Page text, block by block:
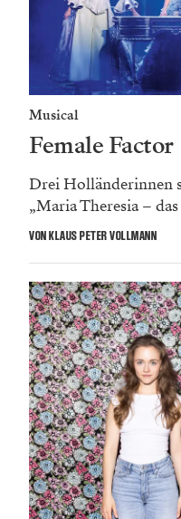
Musical
Female Factor
Drei Holländerinnen
„Maria Theresia –
VON KLAUS PETER VOLLMANN